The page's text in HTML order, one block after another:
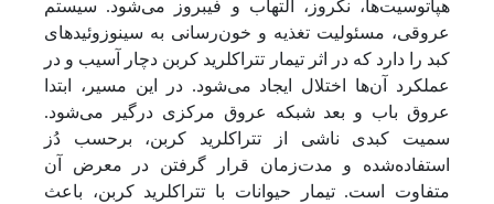
هپاتوسیت‌ها، نکروز، التهاب و فیبروز‌ می‌شود. سیستم
عروقی، مسئولیت تغذیه و خون‌رسانی به سینوزوئیدهای
کبد را دارد که در اثر تیمار ‌تتراکلرید کربن دچار آسیب و در
عملکرد آن‌ها اختلال ایجاد‌ می‌شود. در این مسیر، ابتدا
عروق باب و بعد شبکه عروق مرکزی درگیر می‌‌شود.
سمیت کبدی ناشی از ‌تتراکلرید کربن، برحسب دُز
استفاده‌شده و مدت‌زمان قرار گرفتن در معرض آن
متفاوت است. تیمار حیوانات با تتراکلرید کربن، باعث